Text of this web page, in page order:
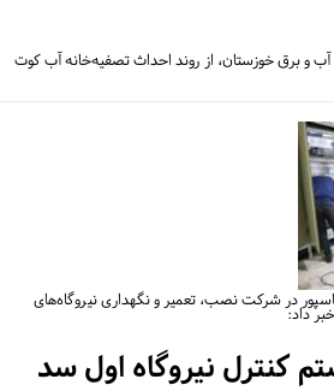
و برق خوزستان، از روند احداث تصفیه‌خانه آب کوت
در شرکت نصب، تعمیر و نگهداری نیروگاه‌های
داد:
کنترل نیروگاه اول سد